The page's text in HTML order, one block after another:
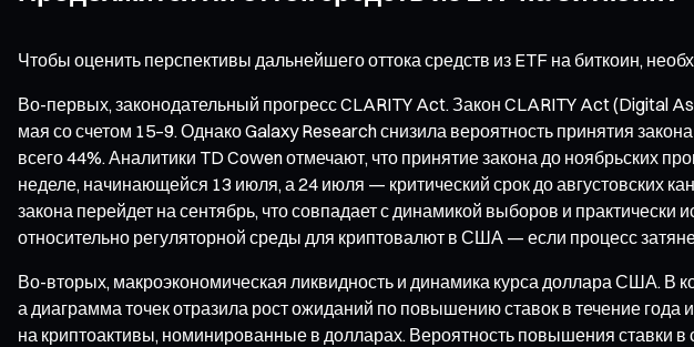
Чтобы оценить перспективы дальнейшего оттока средств из ETF на биткоин,
Во-первых, законодательный прогресс CLARITY Act. Закон CLARITY Act
мая со счетом 15–9. Однако Galaxy Research снизила вероятность принятия
всего 44%. Аналитики TD Cowen отмечают, что принятие закона до ноябрьских
неделе, начинающейся 13 июля, а 24 июля — критический срок до августовских
закона перейдет на сентябрь, что совпадает с динамикой выборов и
относительно регуляторной среды для криптовалют в США — если процесс
Во-вторых, макроэкономическая ликвидность и динамика курса доллара США. В
а диаграмма точек отразила рост ожиданий по повышению ставок в течение
на криптоактивы, номинированные в долларах. Вероятность повышения ставки